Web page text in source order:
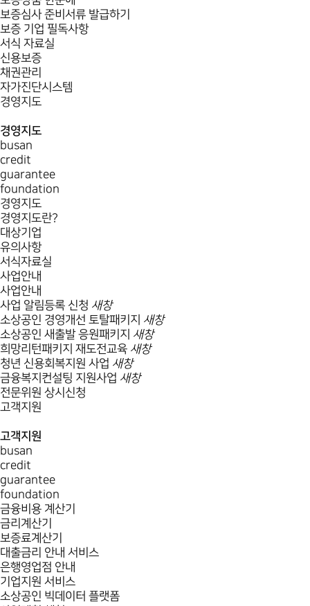
보증심사 준비서류 발급하기
보증 기업 필독사항
서식 자료실
신용보증
채권관리
자가진단시스템
경영지도
경영지도
busan
credit
guarantee
foundation
경영지도
경영지도란?
대상기업
유의사항
서식자료실
사업안내
사업안내
사업 알림등록 신청 새창
소상공인 경영개선 토탈패키지 새창
소상공인 새출발 응원패키지 새창
희망리턴패키지 재도전교육 새창
청년 신용회복지원 사업 새창
금융복지컨설팅 지원사업 새창
전문위원 상시신청
고객지원
고객지원
busan
credit
guarantee
foundation
금융비용 계산기
금리계산기
보증료계산기
대출금리 안내 서비스
은행영업점 안내
기업지원 서비스
소상공인 빅데이터 플랫폼